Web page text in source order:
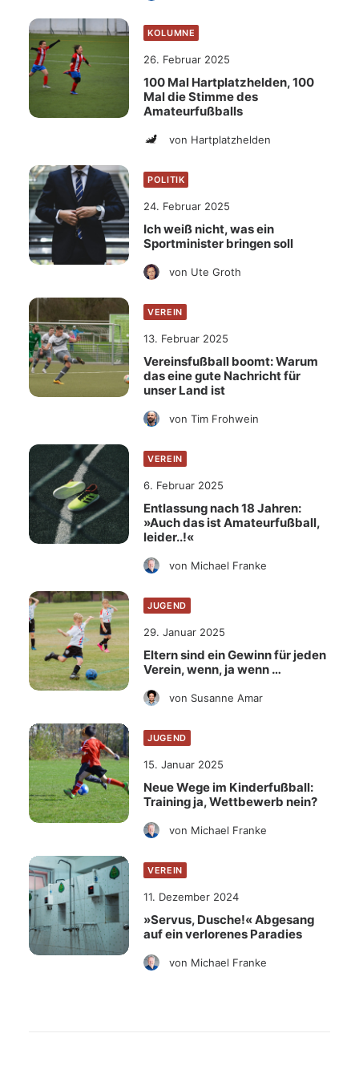
KOLUMNE
26. Februar 2025
100 Mal Hartplatzhelden, 100
Mal die Stimme des
Amateurfußballs
von Hartplatzhelden
POLITIK
24. Februar 2025
Ich weiß nicht, was ein
Sportminister bringen soll
von Ute Groth
VEREIN
13. Februar 2025
Vereinsfußball boomt: Warum
das eine gute Nachricht für
unser Land ist
von Tim Frohwein
VEREIN
6. Februar 2025
Entlassung nach 18 Jahren:
»Auch das ist Amateurfußball,
leider..!«
von Michael Franke
JUGEND
29. Januar 2025
Eltern sind ein Gewinn für jeden
Verein, wenn, ja wenn …
von Susanne Amar
JUGEND
15. Januar 2025
Neue Wege im Kinderfußball:
Training ja, Wettbewerb nein?
von Michael Franke
VEREIN
11. Dezember 2024
»Servus, Dusche!« Abgesang
auf ein verlorenes Paradies
von Michael Franke